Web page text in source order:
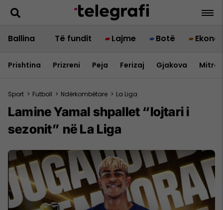
Ballina Të fundit Lajme Botë
Prishtina Prizreni Peja Ferizaj Gjakova
Sport > Futboll > Ndërkombëtare > La Liga
Lamine Yamal shpallet “lojtari i
sezonit” në La Liga